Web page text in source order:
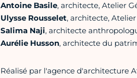
Antoine Basile, architecte, Atelier
Ulysse Rousselet, architecte,
Salima Naji, architecte
Aurélie Husson, architecte du
Réalisé par l'agence d'architecture